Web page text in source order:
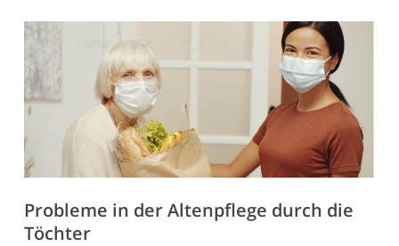
Probleme in der Altenpflege durch die
Töchter